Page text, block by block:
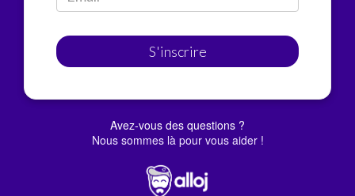
S'inscrire
Avez-vous des questions ?
Nous sommes là pour vous aider !